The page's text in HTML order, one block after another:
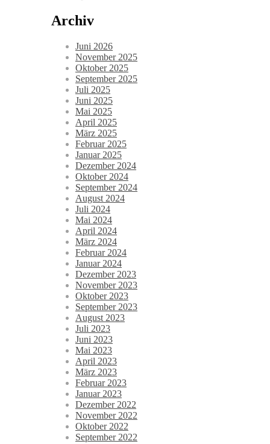
Archiv
Juni 2026
November 2025
Oktober 2025
September 2025
Juli 2025
Juni 2025
Mai 2025
April 2025
März 2025
Februar 2025
Januar 2025
Dezember 2024
Oktober 2024
September 2024
August 2024
Juli 2024
Mai 2024
April 2024
März 2024
Februar 2024
Januar 2024
Dezember 2023
November 2023
Oktober 2023
September 2023
August 2023
Juli 2023
Juni 2023
Mai 2023
April 2023
März 2023
Februar 2023
Januar 2023
Dezember 2022
November 2022
Oktober 2022
September 2022